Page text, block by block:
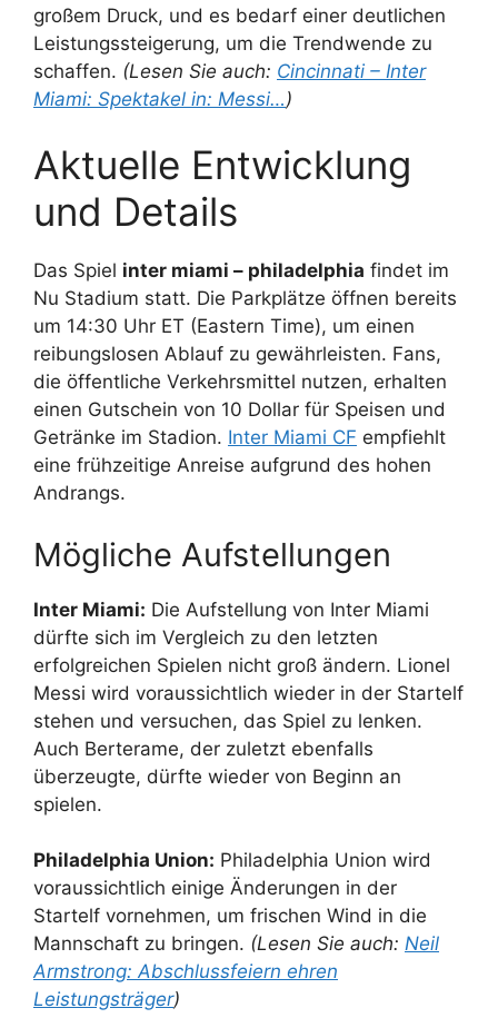
großem Druck, und es bedarf einer deutlichen
Leistungssteigerung, um die Trendwende zu
schaffen. (Lesen Sie auch: Cincinnati – Inter
Miami: Spektakel in: Messi…)
Aktuelle Entwicklung
und Details
Das Spiel inter miami – philadelphia findet im
Nu Stadium statt. Die Parkplätze öffnen bereits
um 14:30 Uhr ET (Eastern Time), um einen
reibungslosen Ablauf zu gewährleisten. Fans,
die öffentliche Verkehrsmittel nutzen, erhalten
einen Gutschein von 10 Dollar für Speisen und
Getränke im Stadion. Inter Miami CF empfiehlt
eine frühzeitige Anreise aufgrund des hohen
Andrangs.
Mögliche Aufstellungen
Inter Miami: Die Aufstellung von Inter Miami
dürfte sich im Vergleich zu den letzten
erfolgreichen Spielen nicht groß ändern. Lionel
Messi wird voraussichtlich wieder in der Startelf
stehen und versuchen, das Spiel zu lenken.
Auch Berterame, der zuletzt ebenfalls
überzeugte, dürfte wieder von Beginn an
spielen.
Philadelphia Union: Philadelphia Union wird
voraussichtlich einige Änderungen in der
Startelf vornehmen, um frischen Wind in die
Mannschaft zu bringen. (Lesen Sie auch: Neil
Armstrong: Abschlussfeiern ehren
Leistungsträger)